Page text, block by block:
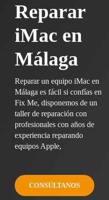
Reparar
iMac en
Málaga
Reparar un equipo iMac en
Málaga es fácil si confías en
Fix Me, disponemos de un
taller de reparación con
profesionales con años de
experiencia reparando
equipos Apple,
CONSÚLTANOS